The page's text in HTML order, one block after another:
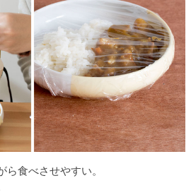
ら食べさせやすい。